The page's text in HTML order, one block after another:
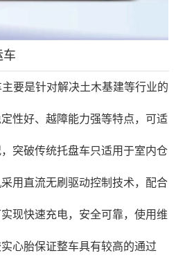
车
要是针对解决土木基建等行业的
性好、越障能力强等特点，可适
突破传统托盘车只适用于室内仓
用直流无刷驱动控制技术，配合
现快速充电，安全可靠，使用维
心胎保证整车具有较高的通过